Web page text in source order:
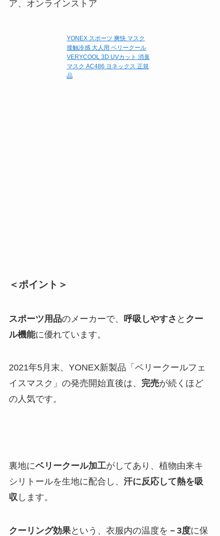
ア、オンラインストア
YONEX スポーツ 爽快 マスク
接触冷感 大人用 ベリークール
VERYCOOL 3D UVカット 消臭
マスク AC486 ヨネックス 正規
品
＜ポイント＞
スポーツ用品のメーカーで、 呼吸しやすさ と クー
ル機能に優れています。
2021年5月末、YONEX新製品「ベリークールフェ
イスマスク」の発売開始直後は、 完売が続くほど
の人気です。
裏地にベリークール加工がしてあり、植物由来キ
シリトールを生地に配合し、 汗に反応して熱を吸
収 します。
クーリング効果という、衣服内の温度を －3度に保